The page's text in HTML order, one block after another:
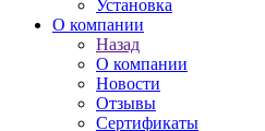
Установка
О компании
Назад
О компании
Новости
Отзывы
Сертификаты